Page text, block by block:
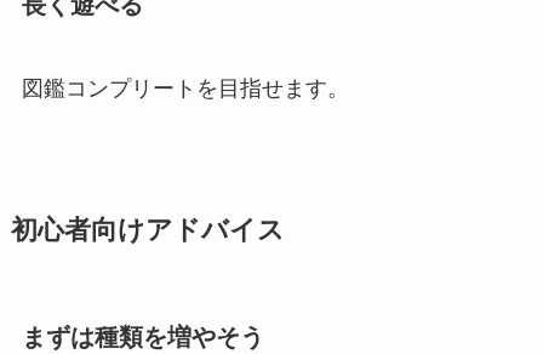
図鑑コンプリートを目指せます。
初心者向けアドバイス
まずは種類を増やそう